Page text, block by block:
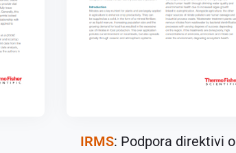
IRMS: Podpora direktivi o